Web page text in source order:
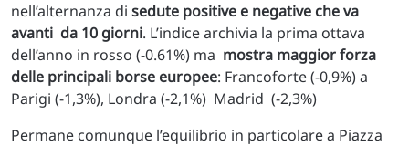
nell’alternanza di sedute positive e negative che va
avanti da 10 giorni. L’indice archivia la prima ottava
dell’anno in rosso (-0.61%) ma mostra maggior forza
delle principali borse europee: Francoforte (-0,9%) a
Parigi (-1,3%), Londra (-2,1%) Madrid (-2,3%)
Permane comunque l’equilibrio in particolare a Piazza